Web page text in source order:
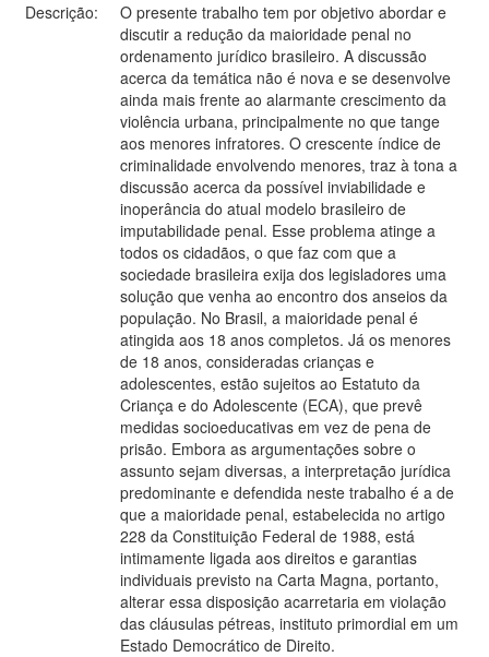
Descrição:
O presente trabalho tem por objetivo abordar e
discutir a redução da maioridade penal no
ordenamento jurídico brasileiro. A discussão
acerca da temática não é nova e se desenvolve
ainda mais frente ao alarmante crescimento da
violência urbana, principalmente no que tange
aos menores infratores. O crescente índice de
criminalidade envolvendo menores, traz à tona a
discussão acerca da possível inviabilidade e
inoperância do atual modelo brasileiro de
imputabilidade penal. Esse problema atinge a
todos os cidadãos, o que faz com que a
sociedade brasileira exija dos legisladores uma
solução que venha ao encontro dos anseios da
população. No Brasil, a maioridade penal é
atingida aos 18 anos completos. Já os menores
de 18 anos, consideradas crianças e
adolescentes, estão sujeitos ao Estatuto da
Criança e do Adolescente (ECA), que prevê
medidas socioeducativas em vez de pena de
prisão. Embora as argumentações sobre o
assunto sejam diversas, a interpretação jurídica
predominante e defendida neste trabalho é a de
que a maioridade penal, estabelecida no artigo
228 da Constituição Federal de 1988, está
intimamente ligada aos direitos e garantias
individuais previsto na Carta Magna, portanto,
alterar essa disposição acarretaria em violação
das cláusulas pétreas, instituto primordial em um
Estado Democrático de Direito.